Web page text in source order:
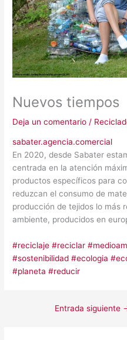
Nuevos tiempos
Deja un comentario /
sabater.agencia.comercial
En 2020, desde Sabater
centrada en la atención
productos específicos para
reduzcan el consumo de
producción de tejidos lo más
ambiente, producidos en
#reciclaje #reciclar
#sostenibilidad #ecologia
#planeta #reducir
Entrada siguiente